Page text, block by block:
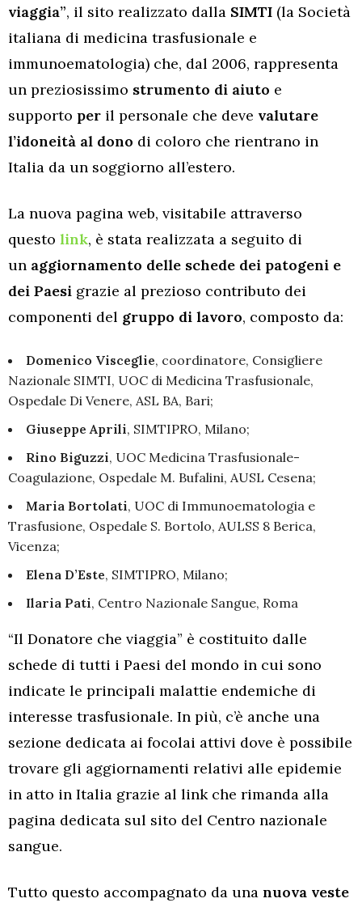
viaggia”, il sito realizzato dalla SIMTI (la Società
italiana di medicina trasfusionale e
immunoematologia) che, dal 2006, rappresenta
un preziosissimo strumento di aiuto e
supporto per il personale che deve valutare
l’idoneità al dono di coloro che rientrano in
Italia da un soggiorno all’estero.
La nuova pagina web, visitabile attraverso
questo link, è stata realizzata a seguito di
un aggiornamento delle schede dei patogeni e
dei Paesi grazie al prezioso contributo dei
componenti del gruppo di lavoro, composto da:
Domenico Visceglie, coordinatore, Consigliere
Nazionale SIMTI, UOC di Medicina Trasfusionale,
Ospedale Di Venere, ASL BA, Bari;
Giuseppe Aprili, SIMTIPRO, Milano;
Rino Biguzzi, UOC Medicina Trasfusionale-
Coagulazione, Ospedale M. Bufalini, AUSL Cesena;
Maria Bortolati, UOC di Immunoematologia e
Trasfusione, Ospedale S. Bortolo, AULSS 8 Berica,
Vicenza;
Elena D’Este, SIMTIPRO, Milano;
Ilaria Pati, Centro Nazionale Sangue, Roma
“Il Donatore che viaggia” è costituito dalle
schede di tutti i Paesi del mondo in cui sono
indicate le principali malattie endemiche di
interesse trasfusionale. In più, c’è anche una
sezione dedicata ai focolai attivi dove è possibile
trovare gli aggiornamenti relativi alle epidemie
in atto in Italia grazie al link che rimanda alla
pagina dedicata sul sito del Centro nazionale
sangue.
Tutto questo accompagnato da una nuova veste